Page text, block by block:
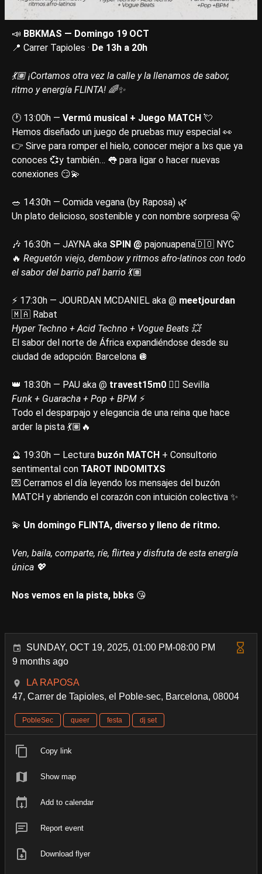
📣 BBKMAS — Domingo 19 OCT
📍 Carrer Tapioles · De 13h a 20h
💃🏽 ¡Cortamos otra vez la calle y la llenamos de sabor,
ritmo y energía FLINTA! 🌈✨
🕐 13:00h — Vermú musical + Juego MATCH 💘
Hemos diseñado un juego de pruebas muy especial 👀
👉 Sirve para romper el hielo, conocer mejor a lxs que ya
conoces 💞y también… 👅 para ligar o hacer nuevas
conexiones 😏💫
🥗 14:30h — Comida vegana (by Raposa) 🌿
Un plato delicioso, sostenible y con nombre sorpresa 🤫
🎶 16:30h — JAYNA aka SPIN @ pajonuapena🇩🇴 NYC
🔥 Reguetón viejo, dembow y ritmos afro-latinos con todo
el sabor del barrio pa’l barrio 💃🏽
⚡ 17:30h — JOURDAN MCDANIEL aka @ meetjourdan
🇲🇦 Rabat
Hyper Techno + Acid Techno + Vogue Beats 💥
El sabor del norte de África expandiéndose desde su
ciudad de adopción: Barcelona 🪩
👑 18:30h — PAU aka @ travest15m0 🏳️‍🌈 Sevilla
Funk + Guaracha + Pop + BPM ⚡
Todo el desparpajo y elegancia de una reina que hace
arder la pista 💃🏽🔥
🔮 19:30h — Lectura buzón MATCH + Consultorio
sentimental con TAROT INDOMITXS
💌 Cerramos el día leyendo los mensajes del buzón
MATCH y abriendo el corazón con intuición colectiva ✨
💫 Un domingo FLINTA, diverso y lleno de ritmo.
Ven, baila, comparte, ríe, flirtea y disfruta de esta energía
única 💖
Nos vemos en la pista, bbks 😘
SUNDAY, OCT 19, 2025, 01:00 PM-08:00 PM
9 months ago
LA RAPOSA
47, Carrer de Tapioles, el Poble-sec, Barcelona, 08004
PobleSec queer festa dj set
Copy link
Show map
Add to calendar
Report event
Download flyer